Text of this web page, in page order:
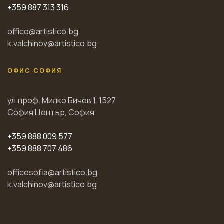
+359 887 313 316
office@artistico.bg
k.valchinov@artistico.bg
ОФИС СОФИЯ
ул.проф. Милко Бичев 1, 1527
София Център, София
+359 888 009 577
+359 888 707 486
officesofia@artistico.bg
k.valchinov@artistico.bg